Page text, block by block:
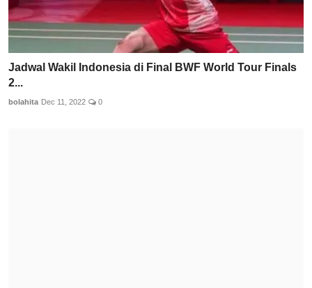
Jadwal Wakil Indonesia di Final BWF World Tour Finals
2...
bolahita Dec 11, 2022 0